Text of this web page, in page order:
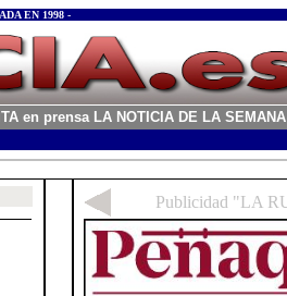
EN 1998 -
en prensa LA NOTICIA DE LA SEMANA